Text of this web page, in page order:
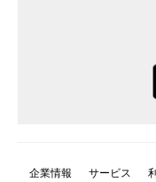
企業情報 サービス